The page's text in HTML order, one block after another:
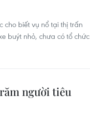
cho biết vụ nổ tại thị trấn
buýt nhỏ, chưa có tổ chức
người tiêu